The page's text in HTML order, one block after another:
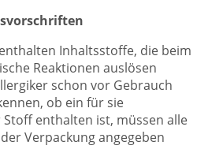
Inhaltsstoffe, die beim
Reaktionen auslösen
schon vor Gebrauch
ob ein für sie
enthalten ist, müssen alle
Verpackung angegeben